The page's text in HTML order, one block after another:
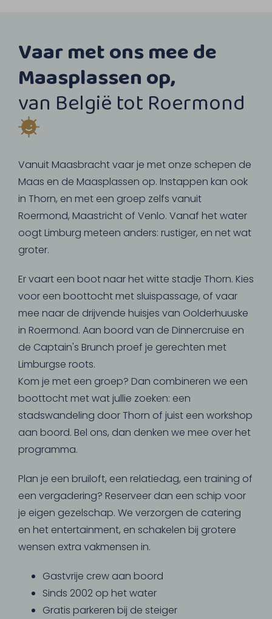
Vaar met ons mee de
Maasplassen op,
van België tot Roermond
Vanuit Maasbracht vaar je met onze schepen de
Maas en de Maasplassen op. Instappen kan ook
in Thorn, en met een groep zelfs vanuit
Roermond, Maastricht of Venlo. Vanaf het water
oogt Limburg meteen anders: rustiger, en net wat
groter.
Er vaart een boot naar het witte stadje Thorn. Kies
voor een boottocht met sluispassage, of vaar
mee naar de drijvende huisjes van Oolderhuuske
in Roermond. Aan boord van de Dinnercruise en
de Captain's Brunch proef je gerechten met
Limburgse roots.
Kom je met een groep? Dan combineren we een
boottocht met wat jullie zoeken: een
stadswandeling door Thorn of juist een workshop
aan boord. Bel ons, dan denken we mee over het
programma.
Plan je een bruiloft, een relatiedag, een training of
een vergadering? Reserveer dan een schip voor
je eigen gezelschap. We verzorgen de catering
en het entertainment, en schakelen bij grotere
wensen extra vakmensen in.
Gastvrije crew aan boord
Sinds 2002 op het water
Gratis parkeren bij de steiger